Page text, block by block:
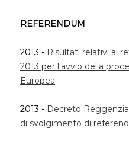
REFERENDUM
2013 - Risultati relativi al
2013 per l'avvio della
Europea
2013 - Decreto
di svolgimento di